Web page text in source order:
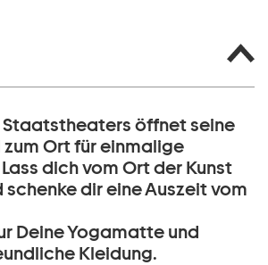
Staatstheaters öffnet seine
zum Ort für einmalige
dich vom Ort der Kunst
schenke dir eine Auszeit vom
Deine Yogamatte und
Kleidung.